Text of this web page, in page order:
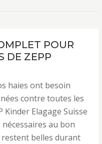
POUR
DE ZEPP
haies ont besoin
contre toutes les
Kinder Elagage Suisse
au bon
restent belles durant